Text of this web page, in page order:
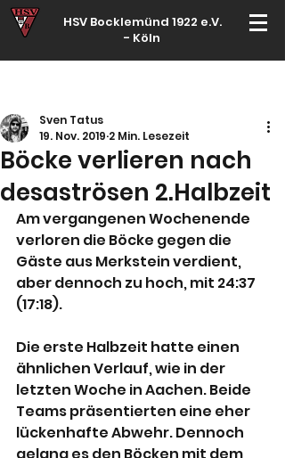
HSV Bocklemünd 1922 e.V.
- Köln
Böcke verlieren nach
desaströsen 2.Halbzeit
Sven Tatus
19. Nov. 2019 2 Min. Lesezeit
Am vergangenen Wochenende
verloren die Böcke gegen die
Gäste aus Merkstein verdient,
aber dennoch zu hoch, mit 24:37
(17:18).
Die erste Halbzeit hatte einen
ähnlichen Verlauf, wie in der
letzten Woche in Aachen. Beide
Teams präsentierten eine eher
lückenhafte Abwehr. Dennoch